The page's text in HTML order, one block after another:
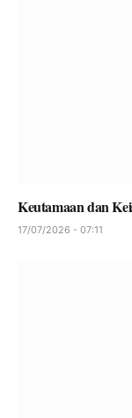
Keutamaan dan
17/07/2026 - 07:11